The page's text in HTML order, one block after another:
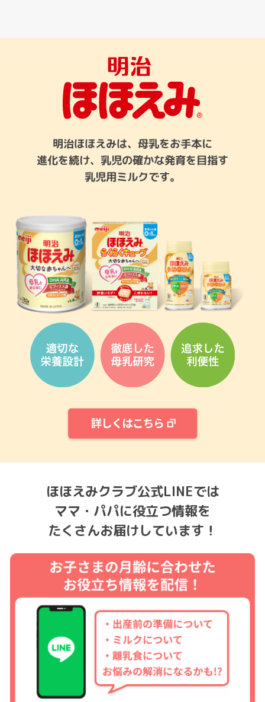
明治ほほえみは、母乳をお手本に
進化を続け、乳児の確かな発育を目指す
乳児用ミルクです。
ほほえみクラブ公式LINEでは
ママ・パパに役立つ情報を
たくさんお届けしています！